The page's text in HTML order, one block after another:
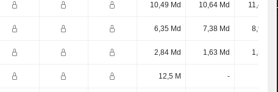
10,49 Md 10,64 Md 11,48 Md
6,35 Md 7,38 Md 8,91 Md
2,84 Md 1,63 Md 1,31 Md
12,5 M -